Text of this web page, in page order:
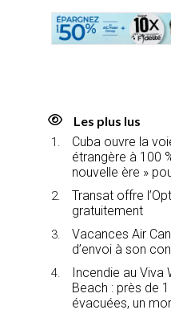
o
o
k
d
I
n
Les plus lus
Cuba ouvre la
étrangère à 100
nouvelle ère »
Transat offre
gratuitement
Vacances Air
d’envoi à son
Incendie au Viva
Beach : près de
évacuées, un